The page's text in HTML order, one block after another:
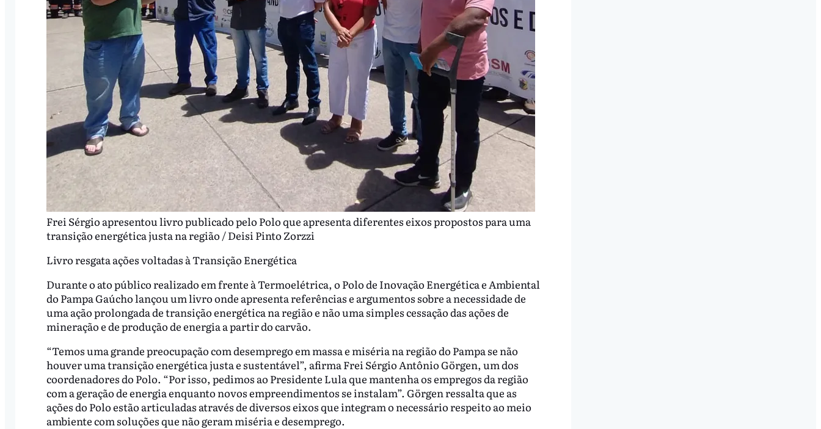
Frei Sérgio apresentou livro publicado pelo Polo que apresenta diferentes eixos propostos para uma
transição energética justa na região / Deisi Pinto Zorzzi
Livro resgata ações voltadas à Transição Energética
Durante o ato público realizado em frente à Termoelétrica, o Polo de Inovação Energética e Ambiental
do Pampa Gaúcho lançou um livro onde apresenta referências e argumentos sobre a necessidade de
uma ação prolongada de transição energética na região e não uma simples cessação das ações de
mineração e de produção de energia a partir do carvão.
“Temos uma grande preocupação com desemprego em massa e miséria na região do Pampa se não
houver uma transição energética justa e sustentável”, afirma Frei Sérgio Antônio Görgen, um dos
coordenadores do Polo. “Por isso, pedimos ao Presidente Lula que mantenha os empregos da região
com a geração de energia enquanto novos empreendimentos se instalam”. Görgen ressalta que as
ações do Polo estão articuladas através de diversos eixos que integram o necessário respeito ao meio
ambiente com soluções que não geram miséria e desemprego.